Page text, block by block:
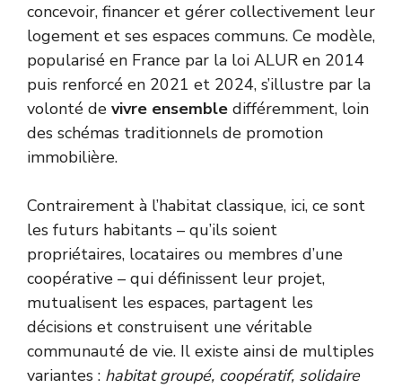
concevoir, financer et gérer collectivement leur
logement et ses espaces communs. Ce modèle,
popularisé en France par la loi ALUR en 2014
puis renforcé en 2021 et 2024, s’illustre par la
volonté de vivre ensemble différemment, loin
des schémas traditionnels de promotion
immobilière.
Contrairement à l’habitat classique, ici, ce sont
les futurs habitants – qu’ils soient
propriétaires, locataires ou membres d’une
coopérative – qui définissent leur projet,
mutualisent les espaces, partagent les
décisions et construisent une véritable
communauté de vie. Il existe ainsi de multiples
variantes : habitat groupé, coopératif, solidaire